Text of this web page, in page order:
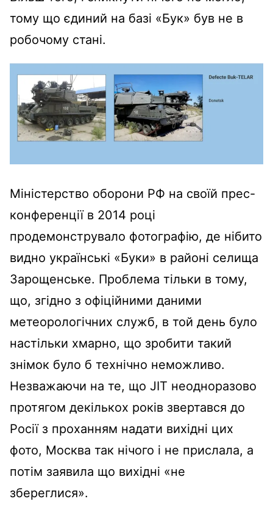
тому що єдиний на базі «Бук» був не в
робочому стані.
Міністерство оборони РФ на своїй прес-
конференції в 2014 році
продемонструвало фотографію, де нібито
видно українські «Буки» в районі селища
Зарощенське. Проблема тільки в тому,
що, згідно з офіційними даними
метеорологічних служб, в той день було
настільки хмарно, що зробити такий
знімок було б технічно неможливо.
Незважаючи на те, що JIT неодноразово
протягом декількох років звертався до
Росії з проханням надати вихідні цих
фото, Москва так нічого і не прислала, а
потім заявила що вихідні «не
збереглися».